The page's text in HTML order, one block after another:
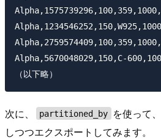
Alpha,5670048029,150,C-
次に、 partitioned_by
を使って
しつつエクスポートしてみます。